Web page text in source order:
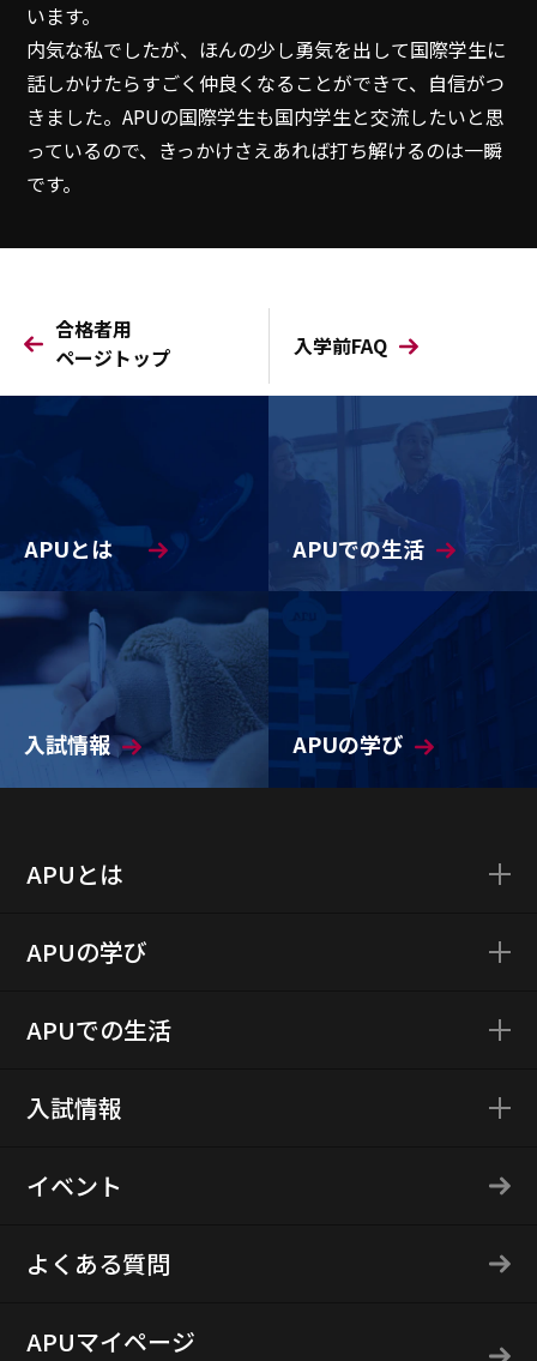
います。
内気な私でしたが、ほんの少し勇気を出して国際学生に
話しかけたらすごく仲良くなることができて、自信がつ
きました。APUの国際学生も国内学生と交流したいと思
っているので、きっかけさえあれば打ち解けるのは一瞬
です。
合格者用
ページトップ
入学前FAQ
APUとは APUでの生活
入試情報 APUの学び
APUとは
APUの学び
APUでの生活
入試情報
イベント
よくある質問
APUマイページ